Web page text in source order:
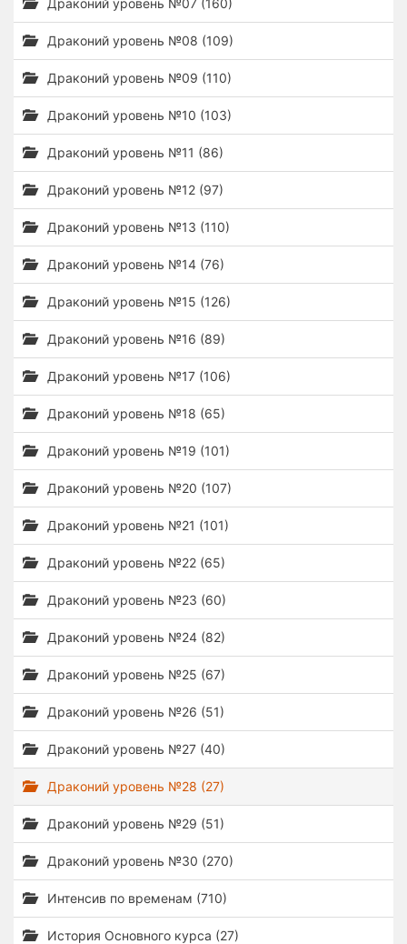
Драконий уровень №07 (160)
Драконий уровень №08 (109)
Драконий уровень №09 (110)
Драконий уровень №10 (103)
Драконий уровень №11 (86)
Драконий уровень №12 (97)
Драконий уровень №13 (110)
Драконий уровень №14 (76)
Драконий уровень №15 (126)
Драконий уровень №16 (89)
Драконий уровень №17 (106)
Драконий уровень №18 (65)
Драконий уровень №19 (101)
Драконий уровень №20 (107)
Драконий уровень №21 (101)
Драконий уровень №22 (65)
Драконий уровень №23 (60)
Драконий уровень №24 (82)
Драконий уровень №25 (67)
Драконий уровень №26 (51)
Драконий уровень №27 (40)
Драконий уровень №28 (27)
Драконий уровень №29 (51)
Драконий уровень №30 (270)
Интенсив по временам (710)
История Основного курса (27)